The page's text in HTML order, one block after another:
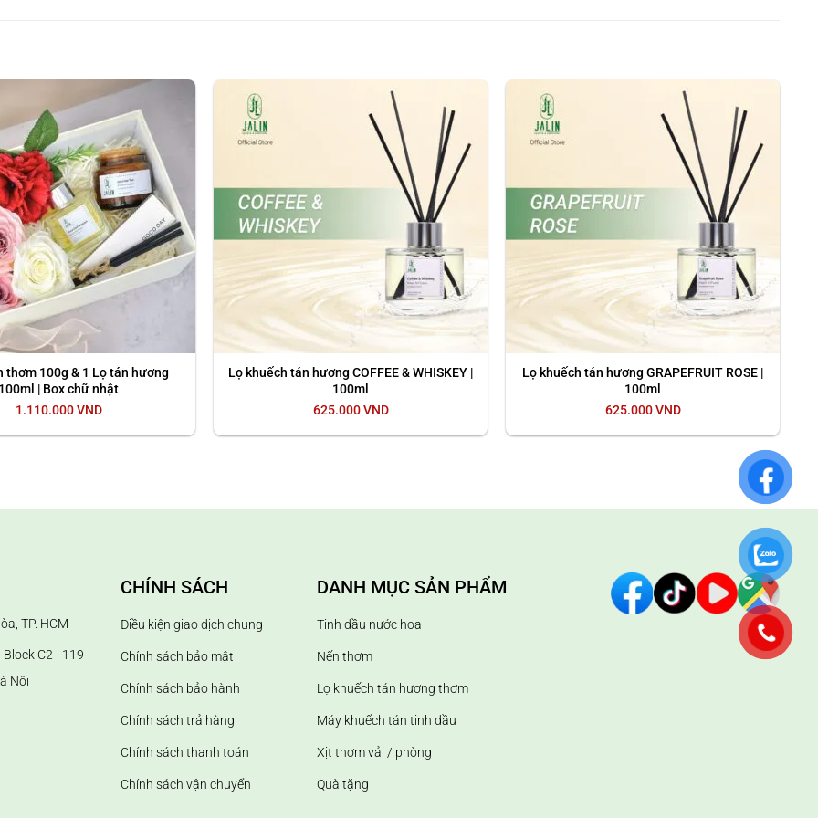
và Mỹ.
hoa được sử dụng để tạo một mùi thơm dễ chịu trong không gian sống, như phòng khách, phòng ngủ, văn phòng,
mùi hôi thuốc, mùi thức ăn hay mùi hôi trong phòng, mùi ẩm mốc…
đối với không gian nhỏ hơn 12m2 và 5 que đối với không gian dưới 20m2, xòe rộng các que để đạt hiệu quả khuếch tán
chóng thấm đều tinh dầu.
khuếch tán nhẹ dần thì nguyên nhân có thể do đầu que bị khô nên đảo đầu que lại và lắc nhẹ bình tinh dầu để giúp
thơm 100g & 1 Lọ tán hương
100ml | Box chữ nhật
1.110.000VND
Lọ khuếch tán hương COFFEE & WHISKEY |
100ml
625.000VND
Lọ khuếch tán hương GRAPEFRUIT ROSE |
100ml
625.000VND
TP. HCM
Block C2 - 119
Nội
CHÍNH SÁCH
Điều kiện giao dịch chung
Chính sách bảo mật
Chính sách bảo hành
Chính sách trả hàng
Chính sách thanh toán
Chính sách vận chuyển
DANH MỤC SẢN PHẨM
Tinh dầu nước hoa
Nến thơm
Lọ khuếch tán hương thơm
Máy khuếch tán tinh dầu
Xịt thơm vải / phòng
Quà tặng